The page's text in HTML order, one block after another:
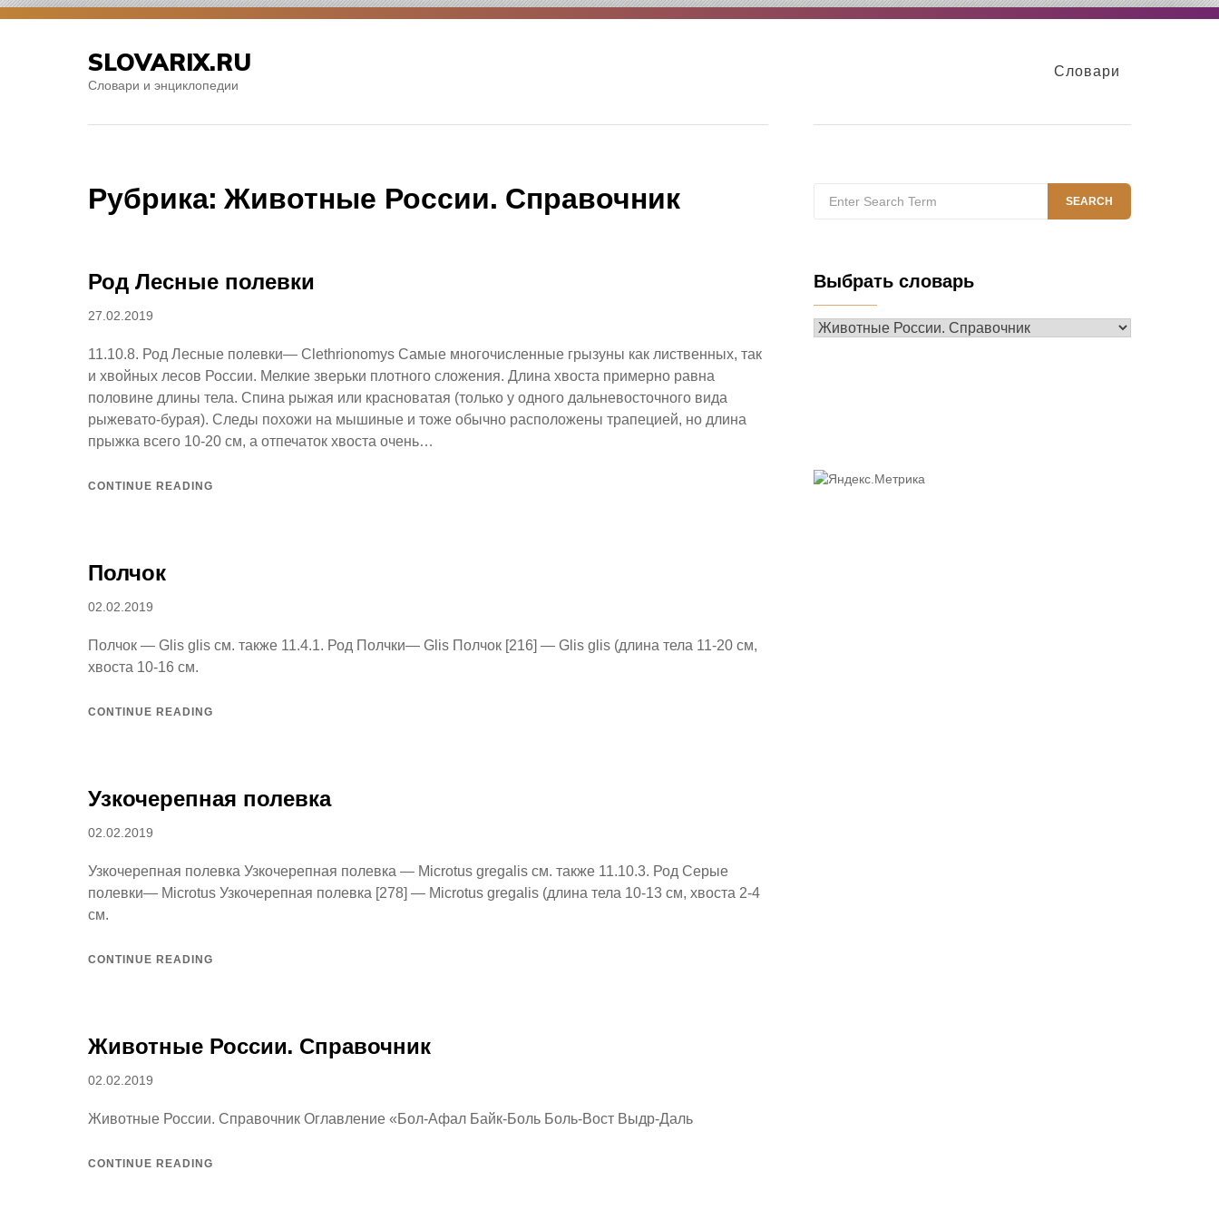
Skip
SLOVARIX.RU
Словари и энциклопедии
Словари
Рубрика: Животные России. Справочник
Род Лесные полевки
Posted
27.02.2019
11.10.8. Род Лесные полевки— Clethrionomys Самые многочисленные грызуны как лиственных, так
и хвойных лесов России. Мелкие зверьки плотного сложения. Длина хвоста примерно равна
половине длины тела. Спина рыжая или красноватая (только у одного дальневосточного вида
рыжевато-бурая). Следы похожи на мышиные и тоже обычно расположены трапецией, но длина
прыжка всего 10-20 см, а отпечаток хвоста очень…
CONTINUE READING
Полчок
Posted
02.02.2019
Полчок — Glis glis см. также 11.4.1. Род Полчки— Glis Полчок [216] — Glis glis (длина тела 11-20 см,
хвоста 10-16 см.
CONTINUE READING
Узкочерепная полевка
Posted
02.02.2019
Узкочерепная полевка Узкочерепная полевка — Microtus gregalis см. также 11.10.3. Род Серые
полевки— Microtus Узкочерепная полевка [278] — Microtus gregalis (длина тела 10-13 см, хвоста 2-4
см.
CONTINUE READING
Животные России. Справочник
Posted
02.02.2019
Животные России. Справочник Оглавление «Бол-Афал Байк-Боль Боль-Вост Выдр-Даль
CONTINUE READING
for:
SEARCH
Выбрать словарь
Выбрать